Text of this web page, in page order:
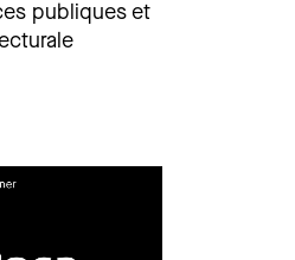
publiques et